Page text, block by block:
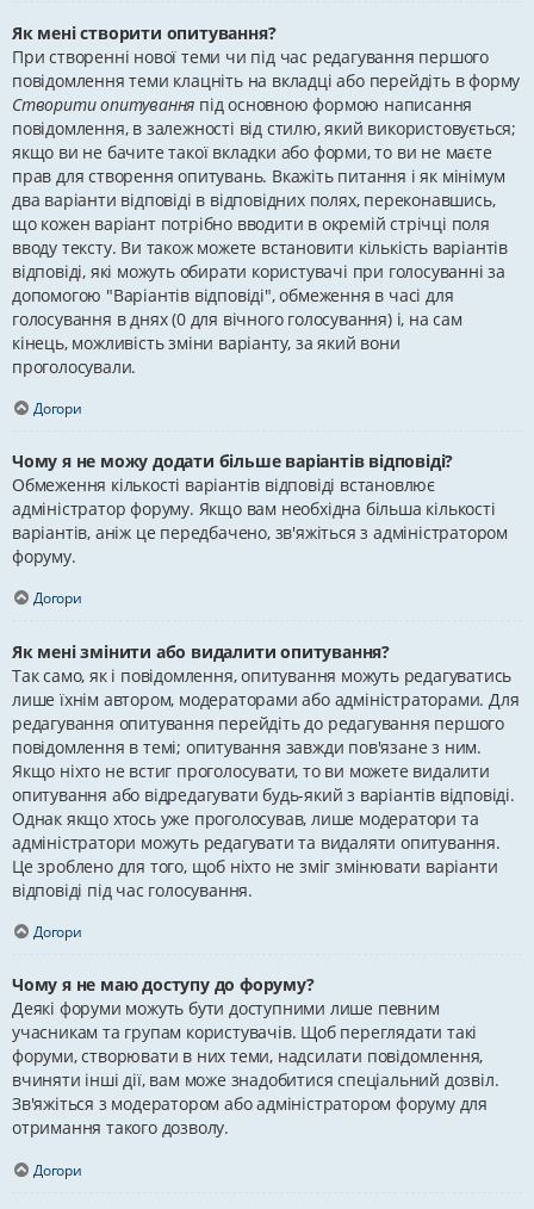
Як мені створити опитування?
При створенні нової теми чи під час редагування першого
повідомлення теми клацніть на вкладці або перейдіть в форму
Створити опитування під основною формою написання
повідомлення, в залежності від стилю, який використовується;
якщо ви не бачите такої вкладки або форми, то ви не маєте
прав для створення опитувань. Вкажіть питання і як мінімум
два варіанти відповіді в відповідних полях, переконавшись,
що кожен варіант потрібно вводити в окремій стрічці поля
вводу тексту. Ви також можете встановити кількість варіантів
відповіді, які можуть обирати користувачі при голосуванні за
допомогою "Варіантів відповіді", обмеження в часі для
голосування в днях (0 для вічного голосування) і, на сам
кінець, можливість зміни варіанту, за який вони
проголосували.
Догори
Чому я не можу додати більше варіантів відповіді?
Обмеження кількості варіантів відповіді встановлює
адміністратор форуму. Якщо вам необхідна більша кількості
варіантів, аніж це передбачено, зв'яжіться з адміністратором
форуму.
Догори
Як мені змінити або видалити опитування?
Так само, як і повідомлення, опитування можуть редагуватись
лише їхнім автором, модераторами або адміністраторами. Для
редагування опитування перейдіть до редагування першого
повідомлення в темі; опитування завжди пов'язане з ним.
Якщо ніхто не встиг проголосувати, то ви можете видалити
опитування або відредагувати будь-який з варіантів відповіді.
Однак якщо хтось уже проголосував, лише модератори та
адміністратори можуть редагувати та видаляти опитування.
Це зроблено для того, щоб ніхто не зміг змінювати варіанти
відповіді під час голосування.
Догори
Чому я не маю доступу до форуму?
Деякі форуми можуть бути доступними лише певним
учасникам та групам користувачів. Щоб переглядати такі
форуми, створювати в них теми, надсилати повідомлення,
вчиняти інші дії, вам може знадобитися спеціальний дозвіл.
Зв'яжіться з модератором або адміністратором форуму для
отримання такого дозволу.
Догори